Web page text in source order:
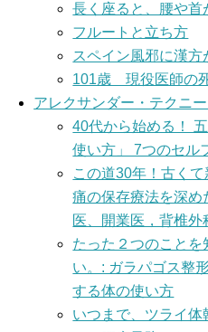
長く座ると、腰や首
フルートと立ち方
スペイン風邪に漢方
101歳 現役医師の
アレクサンダー・テクニー
40代から始める！
使い方」 7つのセル
この道30年！古く
痛の保存療法を深
医、開業医，背椎外
たった２つのこと
い。: ガラパゴス整
する体の使い方
いつまで、ツライ